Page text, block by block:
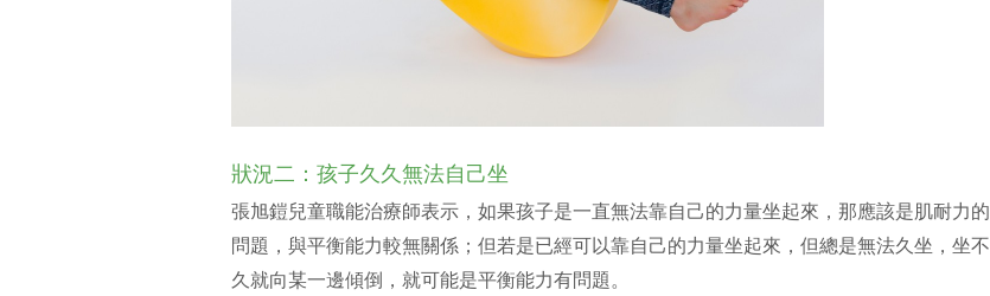
狀況二：孩子久久無法自己坐
張旭鎧兒童職能治療師表示，如果孩子是一直無法靠自己的力量坐起來，那應該是肌耐力的
問題，與平衡能力較無關係；但若是已經可以靠自己的力量坐起來，但總是無法久坐，坐不
久就向某一邊傾倒，就可能是平衡能力有問題。